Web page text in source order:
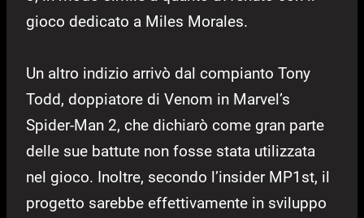
gioco dedicato a Miles Morales.
Un altro indizio arrivò dal compianto Tony
Todd, doppiatore di Venom in Marvel’s
Spider-Man 2, che dichiarò come gran parte
delle sue battute non fosse stata utilizzata
nel gioco. Inoltre, secondo l’insider MP1st, il
progetto sarebbe effettivamente in sviluppo